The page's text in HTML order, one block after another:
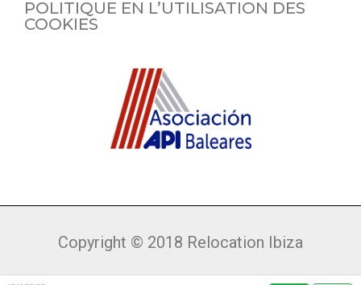
POLITIQUE EN L’UTILISATION DES
COOKIES
Copyright © 2018 Relocation Ibiza